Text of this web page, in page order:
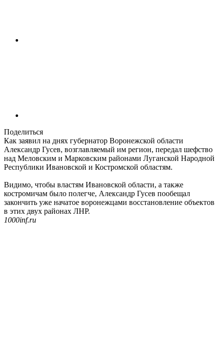
Поделиться
Как заявил на днях губернатор Воронежской области
Александр Гусев, возглавляемый им регион, передал шефство
над Меловским и Марковским районами Луганской Народной
Республики Ивановской и Костромской областям.
Видимо, чтобы властям Ивановской области, а также
костромичам было полегче, Александр Гусев пообещал
закончить уже начатое воронежцами восстановление объектов
в этих двух районах ЛНР.
1000inf.ru